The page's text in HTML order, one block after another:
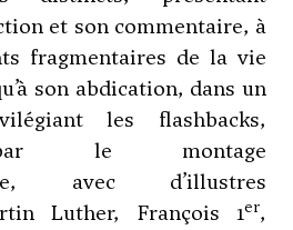
et son commentaire, à
fragmentaires de la vie
son abdication, dans un
les flashbacks,
le montage
avec d’illustres
Luther, François 1er,